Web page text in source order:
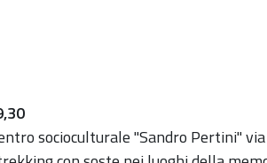
socioculturale "Sandro Pertini"